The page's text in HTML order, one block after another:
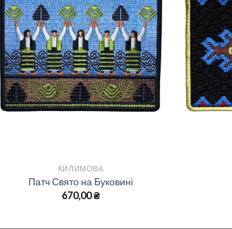
КИЛИМОВА
Патч Свято на Буковині
670,00₴